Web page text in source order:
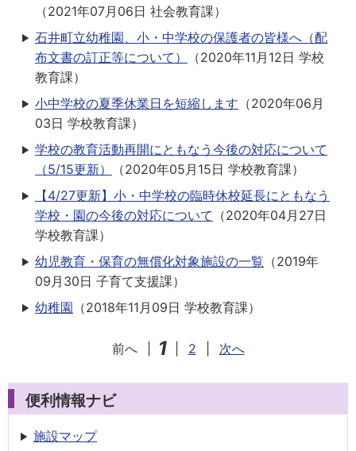
（2021年07月06日 社会教育課）
石井町立幼稚園、小・中学校の保護者の皆様へ（配
布文書の訂正等について）
（2020年11月12日 学校
教育課）
小中学校の夏季休業日を短縮します （2020年06月
03日 学校教育課）
学校の教育活動再開にともなう今後の対応について
（5/15更新）
（2020年05月15日 学校教育課）
【4/27更新】小・中学校の臨時休校延長にともなう
学校・園の今後の対応について （2020年04月27日
学校教育課）
幼児教育・保育の無償化対象施設の一覧 （2019年
09月30日 子育て支援課）
幼稚園 （2018年11月09日 学校教育課）
前へ 1 2 次へ
便利情報ナビ
施設マップ